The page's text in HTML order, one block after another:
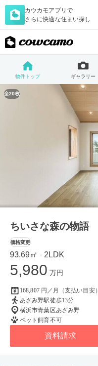
カウカモアプリで
さらに快適な住まい探し
物件トップ ギャラリー
全20枚
ちいさな森の物語
価格変更
93.69㎡ ・ 2LDK
5,980 万円
168,807 円／月（支払い目安）
あざみ野駅徒歩13分
横浜市青葉区あざみ野
ペット飼育不可
資料請求